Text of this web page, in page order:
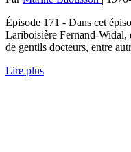
Épisode 171 - Dans cet
Lariboisière Fernand-Widal,
de gentils docteurs, entre
Lire plus